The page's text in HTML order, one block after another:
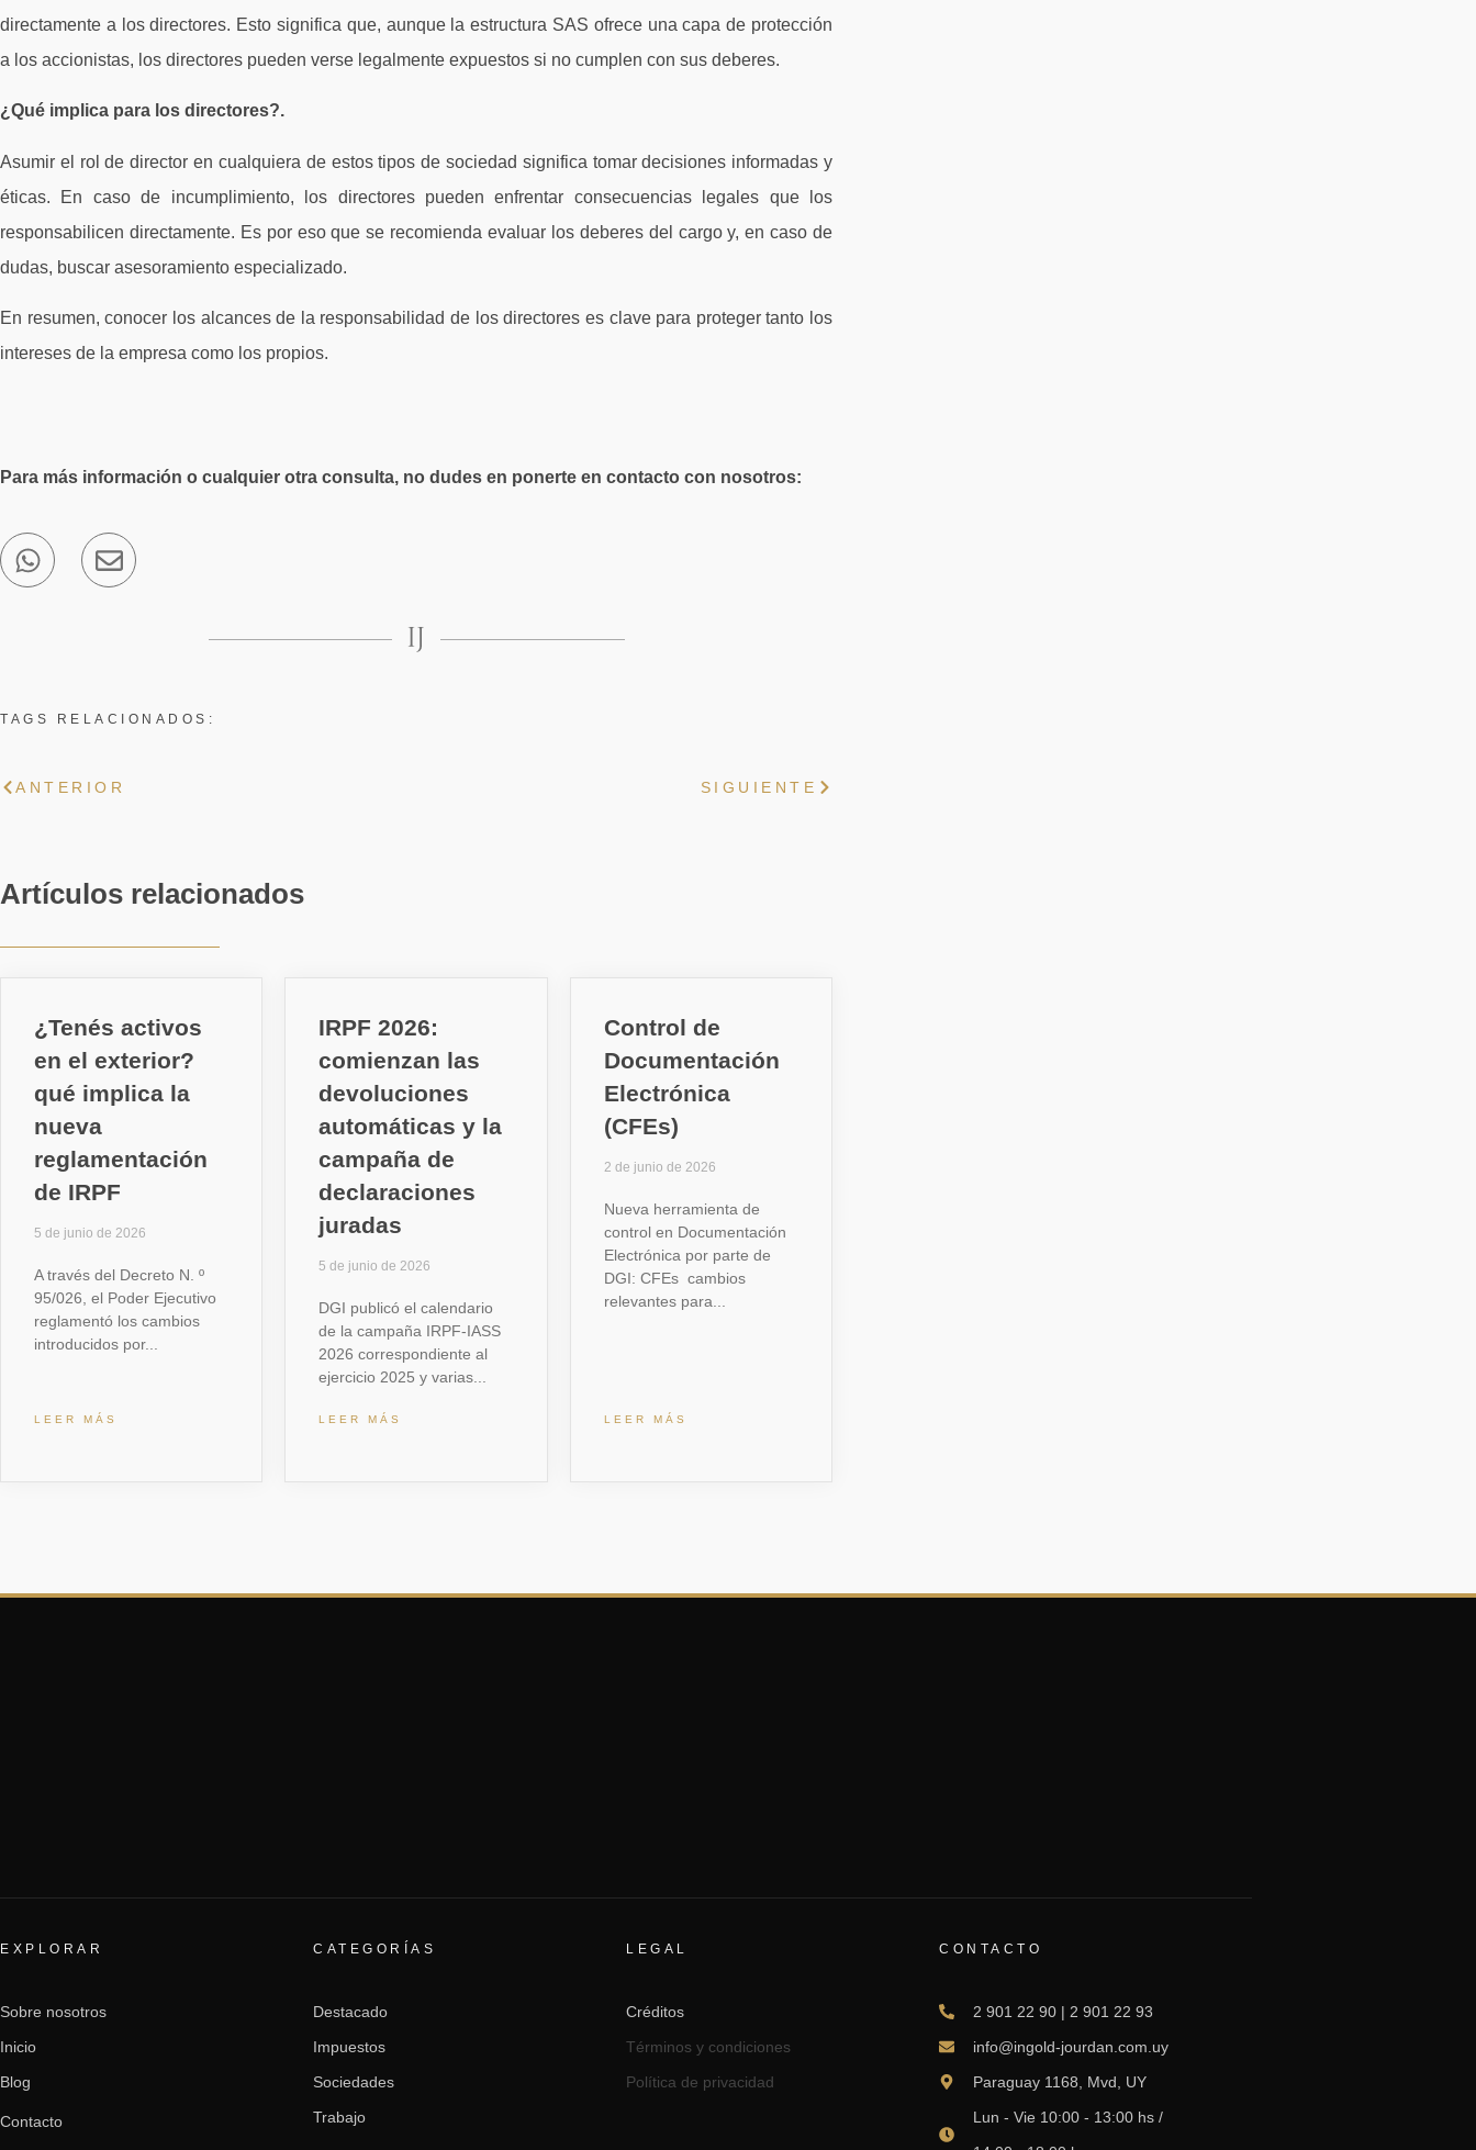
directamente a los directores. Esto significa que, aunque la estructura SAS ofrece una capa de protección
a los accionistas, los directores pueden verse legalmente expuestos si no cumplen con sus deberes.
¿Qué implica para los directores?.
Asumir el rol de director en cualquiera de estos tipos de sociedad significa tomar decisiones informadas y
éticas. En caso de incumplimiento, los directores pueden enfrentar consecuencias legales que los
responsabilicen directamente. Es por eso que se recomienda evaluar los deberes del cargo y, en caso de
dudas, buscar asesoramiento especializado.
En resumen, conocer los alcances de la responsabilidad de los directores es clave para proteger tanto los
intereses de la empresa como los propios.
Para más información o cualquier otra consulta, no dudes en ponerte en contacto con nosotros:
TAGS RELACIONADOS:
ANTERIOR SIGUIENTE
Artículos relacionados
¿Tenés activos
en el exterior?
qué implica la
nueva
reglamentación
de IRPF
5 de junio de 2026
A través del Decreto N. º
95/026, el Poder Ejecutivo
reglamentó los cambios
introducidos por
LEER MÁS
IRPF 2026:
comienzan las
devoluciones
automáticas y la
campaña de
declaraciones
juradas
5 de junio de 2026
DGI publicó el calendario
de la campaña IRPF-IASS
2026 correspondiente al
ejercicio 2025 y varias
LEER MÁS
Control de
Documentación
Electrónica
(CFEs)
2 de junio de 2026
Nueva herramienta de
control en Documentación
Electrónica por parte de
DGI: CFEs cambios
relevantes para
LEER MÁS
EXPLORAR
Sobre nosotros
Inicio
Blog
Contacto
CATEGORÍAS
Destacado
Impuestos
Sociedades
Trabajo
LEGAL
Créditos
Términos y condiciones
Política de privacidad
CONTACTO
2 901 22 90 | 2 901 22 93
info@ingold-jourdan.com.uy
Paraguay 1168, Mvd, UY
Lun - Vie 10:00 - 13:00 hs /